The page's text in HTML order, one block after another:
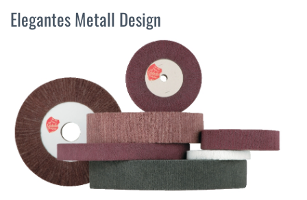
Elegantes Metall Design